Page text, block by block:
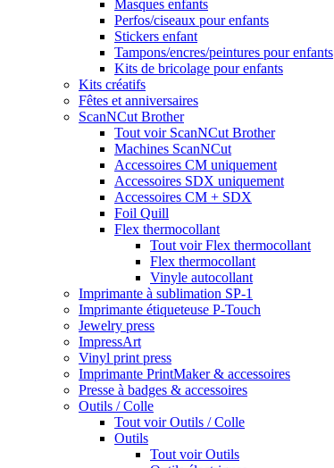
Masques enfants
Perfos/ciseaux pour enfants
Stickers enfant
Tampons/encres/peintures pour enfants
Kits de bricolage pour enfants
Kits créatifs
Fêtes et anniversaires
ScanNCut Brother
Tout voir ScanNCut Brother
Machines ScanNCut
Accessoires CM uniquement
Accessoires SDX uniquement
Accessoires CM + SDX
Foil Quill
Flex thermocollant
Tout voir Flex thermocollant
Flex thermocollant
Vinyle autocollant
Imprimante à sublimation SP-1
Imprimante étiqueteuse P-Touch
Jewelry press
ImpressArt
Vinyl print press
Imprimante PrintMaker & accessoires
Presse à badges & accessoires
Outils / Colle
Tout voir Outils / Colle
Outils
Tout voir Outils